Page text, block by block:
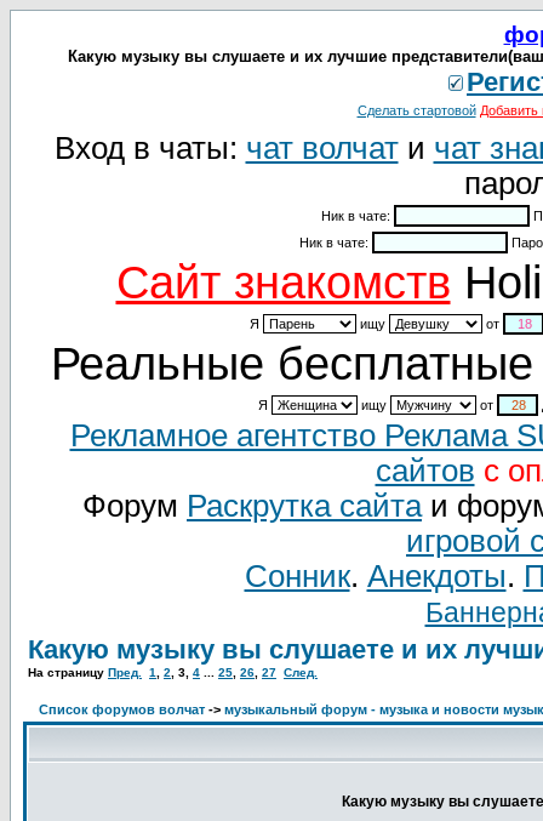
Какую музыку вы слушаете и их лучшие
Сделать стартовой Добавить
Вход в чаты: чат волчати чат
Ник в чате:
Ник в чате:
Cайт знакомств
Я ищу от
Реальные бесплатные
Я ищу от
Рекламное агентство Реклама
сайтов с
Форум Раскрутка сайтаи
игровой
Сонник. Анекдоты.
Какую музыку вы слушаете и их
На страницу Пред. 1 2 3 4 25 26 27 След.
Список форумов волчат -> музыкальный форум - музыка и новости
Какую музыку вы слушаете